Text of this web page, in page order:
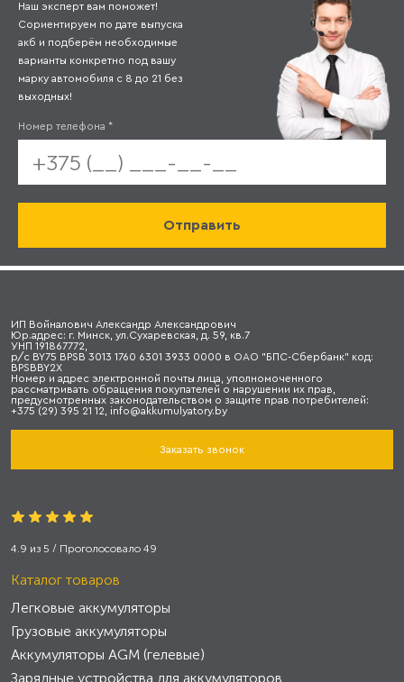
Наш эксперт вам поможет!
Сориентируем по дате выпуска
акб и подберём необходимые
варианты конкретно под вашу
марку автомобиля с 8 до 21 без
выходных!
Номер телефона *
ИП Войналович Александр Александрович
Юр.адрес: г. Минск, ул.Сухаревская, д. 59, кв.7
УНП 191867772,
р/с BY75 BPSB 3013 1760 6301 3933 0000 в ОАО "БПС-Сбербанк" код:
BPSBBY2X
Номер и адрес электронной почты лица, уполномоченного
рассматривать обращения покупателей о нарушении их прав,
предусмотренных законодательством о защите прав потребителей:
+375 (29) 395 21 12, info@akkumulyatory.by
Заказать звонок
4.9 из 5 / Проголосовало 49
Каталог товаров
Легковые аккумуляторы
Грузовые аккумуляторы
Аккумуляторы AGM (гелевые)
Зарядные устройства для аккумуляторов